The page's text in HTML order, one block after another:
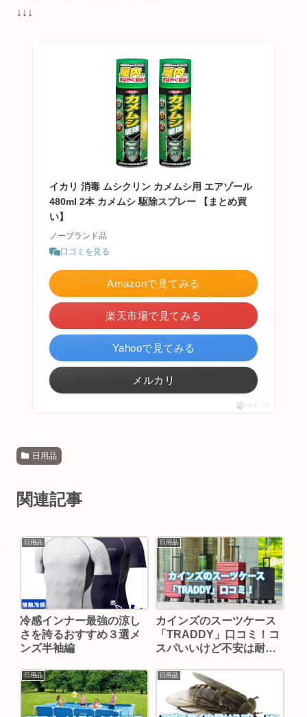
↓↓↓
イカリ 消毒 ムシクリン カメムシ用 エアゾール
480ml 2本 カメムシ 駆除スプレー 【まとめ買
い】
ノーブランド品
口コミを見る
Amazonで見てみる
楽天市場で見てみる
Yahooで見てみる
メルカリ
ポチップ
日用品
関連記事
日用品
冷感インナー最強の涼し
さを誇るおすすめ３選メ
ンズ半袖編
日用品
カインズのスーツケース
「TRADDY」口コミ！コ
スパいいけど不安は耐久
日用品 日用品